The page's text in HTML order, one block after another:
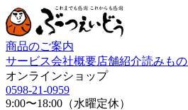
商品のご案内
サービス会社概要店舗紹介読みもの
オンラインショップ
0598-21-0959
9:00〜18:00（水曜定休）